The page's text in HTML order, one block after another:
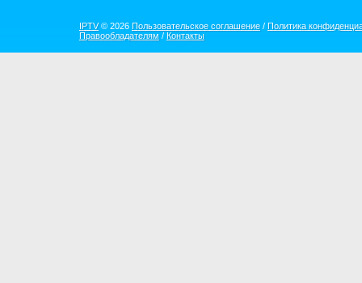
IPTV© 2026 Пользовательское соглашение / Политика
Правообладателям / Контакты